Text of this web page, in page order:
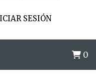
SESIÓN
0